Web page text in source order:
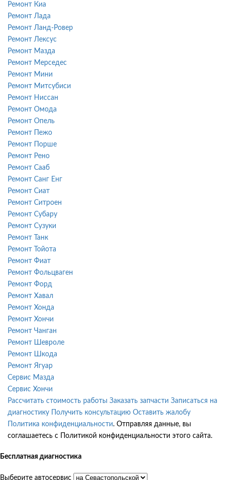
Ремонт Киа
Ремонт Лада
Ремонт Ланд-Ровер
Ремонт Лексус
Ремонт Мазда
Ремонт Мерседес
Ремонт Мини
Ремонт Митсубиси
Ремонт Ниссан
Ремонт Омода
Ремонт Опель
Ремонт Пежо
Ремонт Порше
Ремонт Рено
Ремонт Сааб
Ремонт Санг Енг
Ремонт Сиат
Ремонт Ситроен
Ремонт Субару
Ремонт Сузуки
Ремонт Танк
Ремонт Тойота
Ремонт Фиат
Ремонт Фольцваген
Ремонт Форд
Ремонт Хавал
Ремонт Хонда
Ремонт Хончи
Ремонт Чанган
Ремонт Шевроле
Ремонт Шкода
Ремонт Ягуар
Сервис Мазда
Сервис Хончи
Рассчитать стоимость работы Заказать запчасти Записаться на
диагностику
Получить консультацию Оставить жалобу
Политика конфиденциальности. Отправляя данные, вы
соглашаетесь с Политикой конфиденциальности этого сайта.
Бесплатная диагностика
Выберите автосервис